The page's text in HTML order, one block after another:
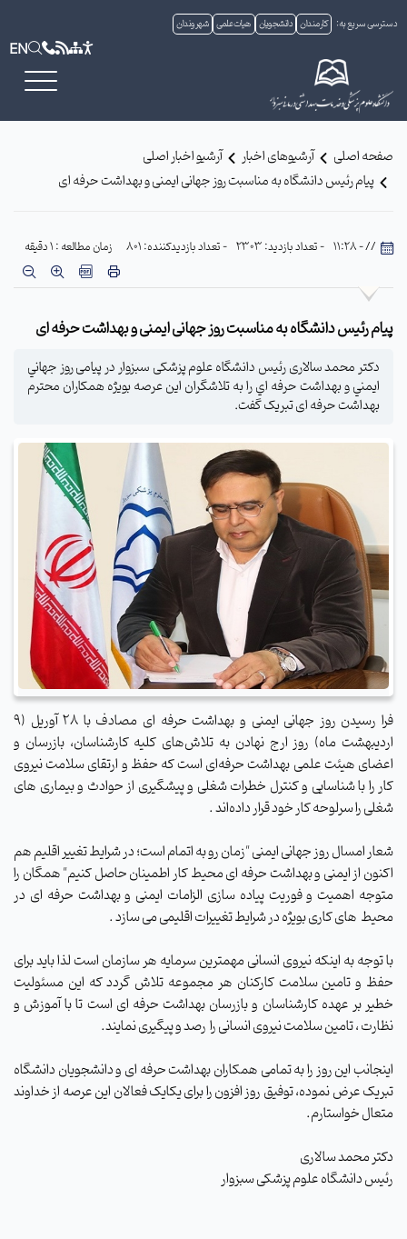
دسترسی سریع به: کارمندان دانشجویان هیات علمی شهروندان
EN
صفحه اصلی آرشیوهای اخبار
آرشیو اخبار اصلی
پیام رئیس دانشگاه به مناسبت روز جهانی ایمنی و بهداشت حرفه ای
// - 11:28 - تعداد بازدید: 2303 - تعداد بازدیدکننده: 801 زمان مطالعه : 1 دقیقه
پیام رئیس دانشگاه به مناسبت روز جهانی ایمنی و بهداشت حرفه ای
دکتر محمد سالاری رئیس دانشگاه علوم پزشکی سبزوار در پیامی روز جهاني
ايمني و بهداشت حرفه اي را به تلاشگران این عرصه بویژه همکاران محترم
بهداشت حرفه ای تبریک گفت.
فرا رسیدن روز جهانی ایمنی و بهداشت حرفه ای مصادف با ۲۸ آوریل (۹
اردیبهشت ماه) روز ارج نهادن به تلاش‌های کلیه کارشناسان، بازرسان و
اعضای هیئت علمی بهداشت حرفه‌ای است که حفظ و ارتقای سلامت نیروی
کار را با شناسایی و کنترل خطرات شغلی و پیشگیری از حوادث و بیماری های
شغلی را سرلوحه کار خود قرار داده‌اند .
شعار امسال روز جهانی ایمنی "زمان رو به اتمام است؛ در شرایط تغییر اقلیم هم
اکنون از ایمنی و بهداشت حرفه ای محیط کار اطمینان حاصل کنیم" همگان را
متوجه اهمیت و فوریت پیاده سازی الزامات ایمنی و بهداشت حرفه ای در
محیط های کاری بویژه در شرایط تغییرات اقلیمی می سازد .
با توجه به اینکه نیروی انسانی مهمترین سرمایه هر سازمان است لذا باید برای
حفظ و تامین سلامت کارکنان هر مجموعه تلاش گردد که این مسئولیت
خطیر بر عهده کارشناسان و بازرسان بهداشت حرفه ای است تا با آموزش و
نظارت ، تامین سلامت نیروی انسانی را رصد و پیگیری نمایند.
اینجانب این روز را به تمامی همکاران بهداشت حرفه ای و دانشجویان دانشگاه
تبریک عرض نموده، توفیق روز افزون را برای یکایک فعالان این عرصه از خداوند
متعال خواستارم.
دکتر محمد سالاری
رئیس دانشگاه علوم پزشکی سبزوار